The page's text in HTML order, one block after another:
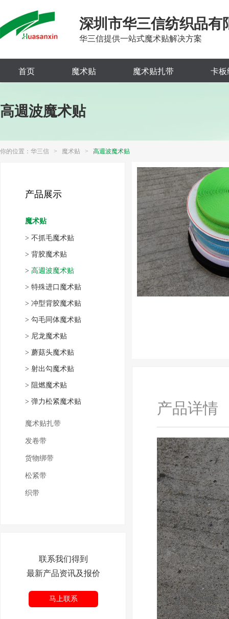
深圳市华三信纺织品有
华三信提供一站式魔术贴解决方案
首页 魔术贴 魔术贴扎带 卡板
高週波魔术贴
你的位置： 华三信 > 魔术贴 > 高週波魔术贴
产品展示
魔术贴
> 不抓毛魔术贴
> 背胶魔术贴
> 高週波魔术贴
> 特殊进口魔术贴
> 冲型背胶魔术贴
> 勾毛同体魔术贴
> 尼龙魔术贴
> 蘑菇头魔术贴
> 射出勾魔术贴
> 阻燃魔术贴
> 弹力松紧魔术贴
魔术贴扎带
发卷带
货物绑带
松紧带
织带
联系我们得到
最新产品资讯及报价
马上联系
产品详情